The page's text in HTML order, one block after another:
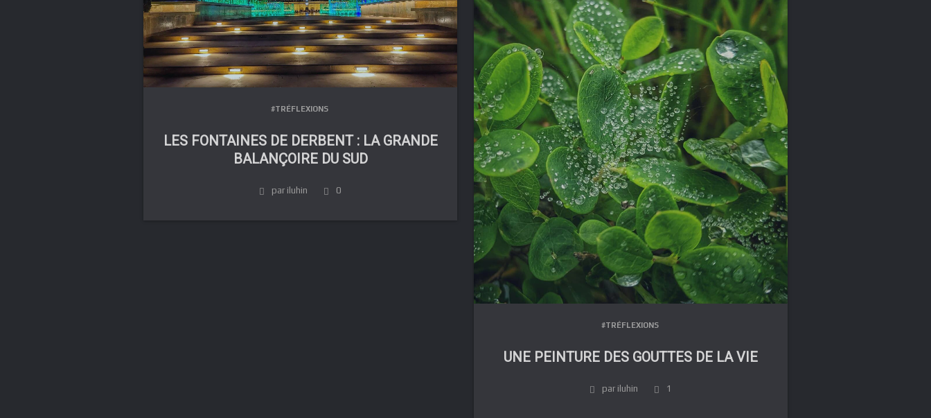
#TRÉFLEXIONS
LES FONTAINES DE DERBENT : LA GRANDE
BALANÇOIRE DU SUD
par iluhin 0
#TRÉFLEXIONS
UNE PEINTURE DES GOUTTES DE LA VIE
par iluhin 1